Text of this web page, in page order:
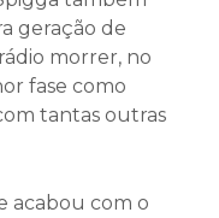
geração de
morrer, no
fase como
tantas outras
acabou com o